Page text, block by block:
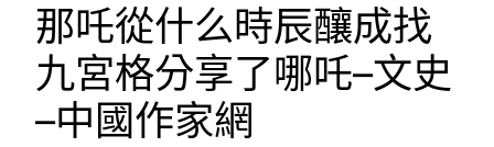
那吒從什么時辰釀成找
九宮格分享了哪吒–文史
–中國作家網